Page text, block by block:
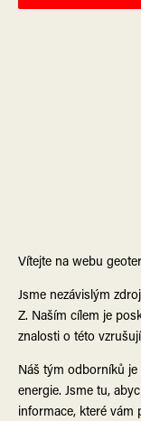
Jméno*
Vítejte na webu
Jsme nezávislým
Z. Naším cílem je
znalosti o této
Náš tým odborníků
energie. Jsme tu,
informace, které